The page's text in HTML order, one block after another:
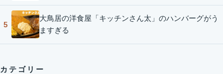
5
大鳥居の洋食屋「キッチンさん太」のハンバーグがう
ますぎる
カテゴリー